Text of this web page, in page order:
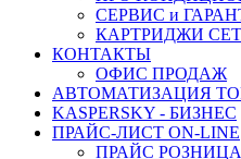
СЕРВИС и
КАРТРИДЖИ CET
КОНТАКТЫ
ОФИС ПРОДАЖ
АВТОМАТИЗАЦИЯ
KASPERSKY - БИЗНЕС
ПРАЙС-ЛИСТ ON-LINE
ПРАЙС РОЗНИЦА